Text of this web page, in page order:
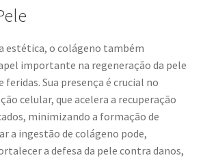
estética, o colágeno também
importante na regeneração da pele
feridas. Sua presença é crucial no
celular, que acelera a recuperação
minimizando a formação de
a ingestão de colágeno pode,
a defesa da pele contra danos,